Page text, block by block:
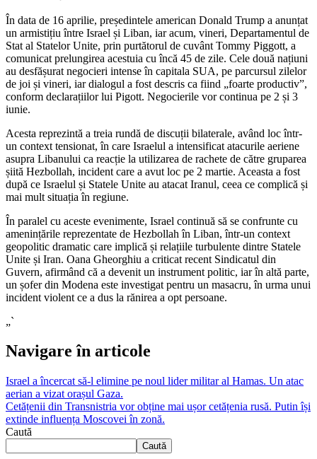
În data de 16 aprilie, președintele american Donald Trump a anunțat
un armistițiu între Israel și Liban, iar acum, vineri, Departamentul de
Stat al Statelor Unite, prin purtătorul de cuvânt Tommy Piggott, a
comunicat prelungirea acestuia cu încă 45 de zile. Cele două națiuni
au desfășurat negocieri intense în capitala SUA, pe parcursul zilelor
de joi și vineri, iar dialogul a fost descris ca fiind „foarte productiv”,
conform declarațiilor lui Pigott. Negocierile vor continua pe 2 și 3
iunie.
Acesta reprezintă a treia rundă de discuții bilaterale, având loc într-
un context tensionat, în care Israelul a intensificat atacurile aeriene
asupra Libanului ca reacție la utilizarea de rachete de către gruparea
șiită Hezbollah, incident care a avut loc pe 2 martie. Aceasta a fost
după ce Israelul și Statele Unite au atacat Iranul, ceea ce complică și
mai mult situația în regiune.
În paralel cu aceste evenimente, Israel continuă să se confrunte cu
amenințările reprezentate de Hezbollah în Liban, într-un context
geopolitic dramatic care implică și relațiile turbulente dintre Statele
Unite și Iran. Oana Gheorghiu a criticat recent Sindicatul din
Guvern, afirmând că a devenit un instrument politic, iar în altă parte,
un șofer din Modena este investigat pentru un masacru, în urma unui
incident violent ce a dus la rănirea a opt persoane.
„`
Navigare în articole
Israel a încercat să-l elimine pe noul lider militar al Hamas. Un atac
aerian a vizat orașul Gaza.
Cetățenii din Transnistria vor obține mai ușor cetățenia rusă. Putin își
extinde influența Moscovei în zonă.
Caută
Caută